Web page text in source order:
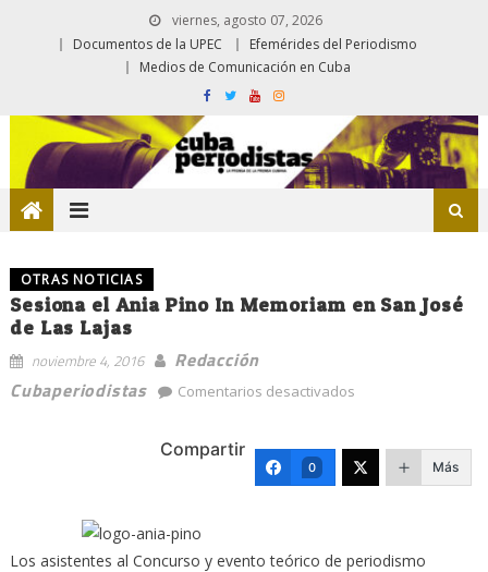
viernes, agosto 07, 2026
Documentos de la UPEC
Efemérides del Periodismo
Medios de Comunicación en Cuba
OTRAS NOTICIAS
Sesiona el Ania Pino In Memoriam en San José
de Las Lajas
noviembre 4, 2016
Redacción
Cubaperiodistas
Comentarios desactivadosen
Ania
Pino
en
Compartir
0 Más
Los asistentes al Concurso y evento teórico de periodismo